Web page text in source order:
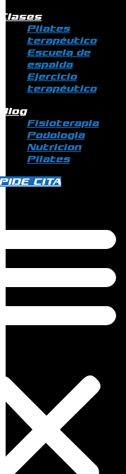
Pilates
terapéutico
Escuela de
espalda
Ejercicio
terapéutico
Fisioterapia
Podologia
Nutricion
Pilates
CITA